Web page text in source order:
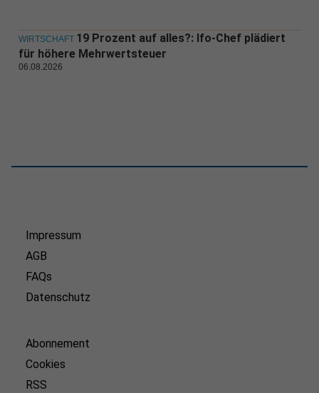
WIRTSCHAFT 19 Prozent auf alles?: Ifo-Chef plädiert
für höhere Mehrwertsteuer
06.08.2026
Impressum
AGB
FAQs
Datenschutz
Abonnement
Cookies
RSS